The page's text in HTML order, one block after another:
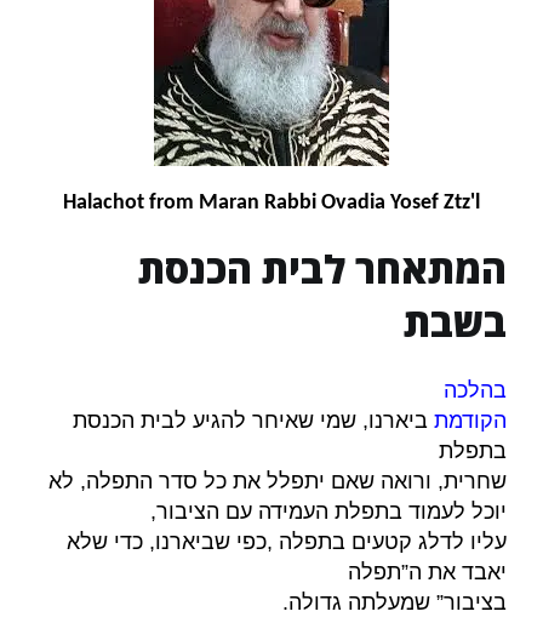
Halachot from Maran Rabbi Ovadia Yosef Ztz'l
המתאחר לבית הכנסת
בשבת
בהלכה
הקודמת ביארנו, שמי שאיחר להגיע לבית הכנסת
בתפלת
שחרית, ורואה שאם יתפלל את כל סדר התפלה, לא
יוכל לעמוד בתפלת העמידה עם הציבור,
עליו לדלג קטעים בתפלה ,כפי שביארנו, כדי שלא
יאבד את ה”תפלה
בציבור” שמעלתה גדולה.